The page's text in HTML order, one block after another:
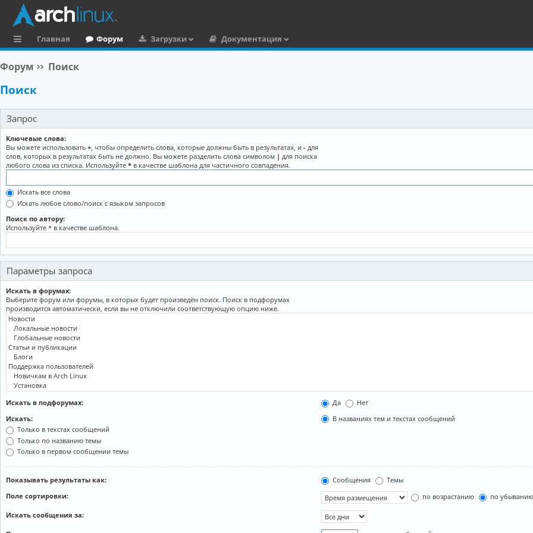
ы
л
к
и
Главная Форум Загрузки Документация
Форум Поиск
Поиск
Запрос
Ключевые слова:
Вы можете использовать +, чтобы определить слова, которые должны быть в результатах, и - для
слов, которых в результатах быть не должно. Вы можете разделить слова символом | для поиска
любого слова из списка. Используйте * в качестве шаблона для частичного совпадения.
Искать все слова
Искать любое слово/поиск с языком запросов
Поиск по автору:
Используйте * в качестве шаблона.
Параметры запроса
Искать в форумах:
Выберите форум или форумы, в которых будет произведён поиск. Поиск в подфорумах
производится автоматически, если вы не отключили соответствующую опцию ниже.
Искать в подфорумах: Да
Нет
Искать:
В названиях тем и текстах сообщений
Только в текстах сообщений
Только по названию темы
Только в первом сообщении темы
Показывать результаты как: Сообщения
Темы
Поле сортировки:
по возрастанию по убыванию
Искать сообщения за: